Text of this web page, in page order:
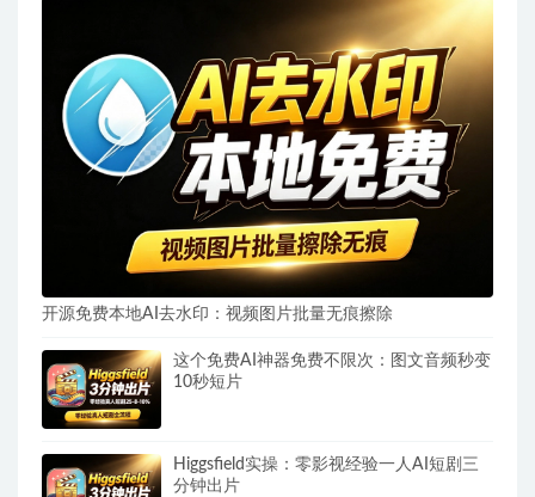
开源免费本地AI去水印：视频图片批量无痕擦除
这个免费AI神器免费不限次：图文音频秒变
10秒短片
Higgsfield实操：零影视经验一人AI短剧三
分钟出片